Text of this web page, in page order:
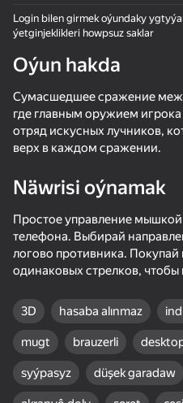
50+ top oýunlar, olary oýnaýar
hatda «oýnamayanlar» hem
Gun Clone!
68
Stick Kombat 2D
80
Login bilen girmek oýundaky
ýetginjeklikleri howpsuz saklar
Oýun hakda
Сумасшедшее сражение
где главным оружием
отряд искусных лучников,
верх в каждом сражении.
Näwrisi oýnamak
Простое управление
телефона. Выбирай
логово противника.
одинаковых стрелков,
3D hasaba alınmaz
mugt brauzerli
syýpasyz düşek garadaw